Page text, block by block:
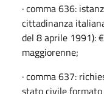
· comma 636:
cittadinanza
del 8 aprile 1991):
maggiorenne;
· comma 637:
stato civile